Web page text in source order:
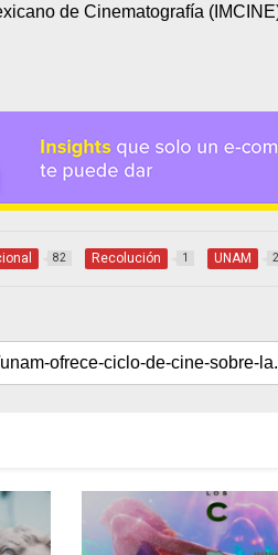
de Cinematografía
82 Recolución 1 UNAM 2